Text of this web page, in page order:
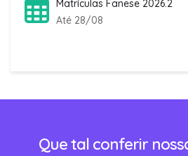
Matrículas Fanese 2026.2
Até 28/08
Que tal conferir